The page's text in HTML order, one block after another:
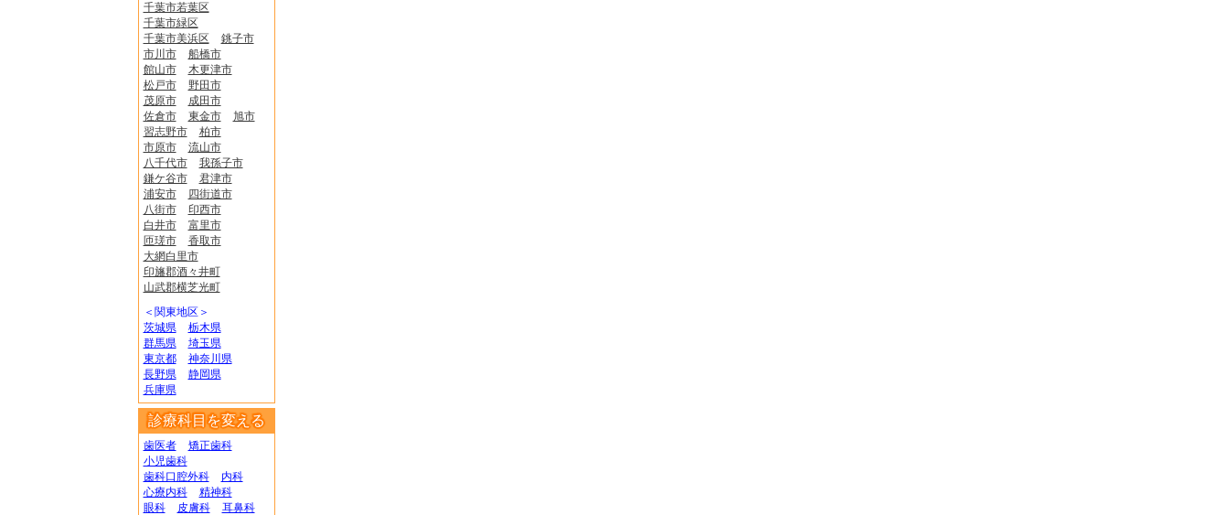
千葉市若葉区
千葉市緑区
千葉市美浜区
銚子市
市川市
船橋市
館山市
木更津市
松戸市
野田市
茂原市
成田市
佐倉市
東金市
旭市
習志野市
柏市
市原市
流山市
八千代市
我孫子市
鎌ケ谷市
君津市
浦安市
四街道市
八街市
印西市
白井市
富里市
匝瑳市
香取市
大網白里市
印旛郡酒々井町
山武郡横芝光町
＜関東地区＞
茨城県
栃木県
群馬県
埼玉県
東京都
神奈川県
長野県
静岡県
兵庫県
診療科目を変える
歯医者
矯正歯科
小児歯科
歯科口腔外科
内科
心療内科
精神科
眼科
皮膚科
耳鼻科